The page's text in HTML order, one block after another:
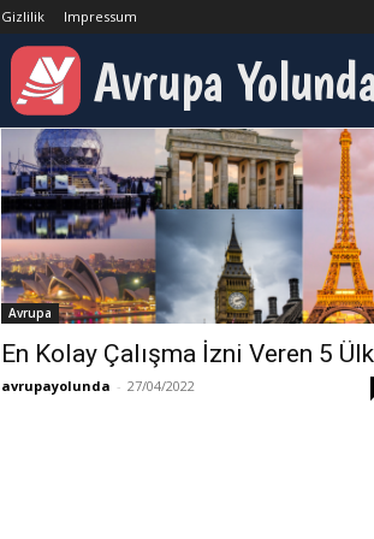
Gizlilik Impressum
Avrupa
Etiketler Yurtdışında Çalışmak
Etiket:Yurtdışında
Avrupa
En Kolay Çalışma İzni Veren 5
avrupayolunda - 27/04/2022